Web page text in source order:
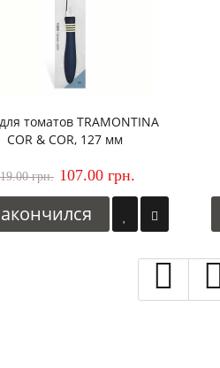
томатов TRAMONTINA
COR & COR, 127 мм
грн. 107.00 грн.